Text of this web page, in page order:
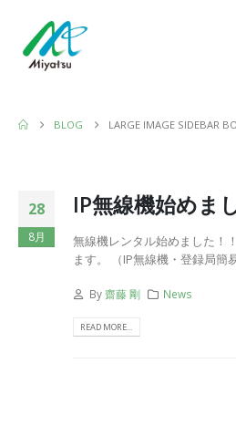
BLOG LARGE IMAGE SIDEBAR
28
8月
IP無線機始めま
無線機レンタル始めました！
ます。 （IP無線機・登録局簡
By齋藤 剛 News
READ MORE...